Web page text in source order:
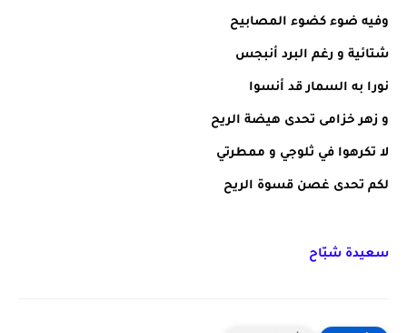
وفيه ضوء كضوء المصابيح
شتائية و رغم البرد أنبجس
نورا به السمار قد أنسوا
و زهر خزامى تحدى هيضة الريح
لا تكرهوا في ثلوجي و ممطرتي
لكم تحدى غصن قسوة الريح
سعيدة شبّاح